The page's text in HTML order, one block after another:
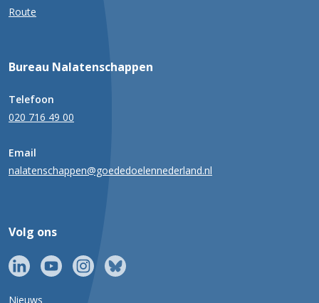
Route
Bureau Nalatenschappen
Telefoon
020 716 49 00
Email
nalatenschappen@goededoelennederland.nl
Volg ons
Nieuws